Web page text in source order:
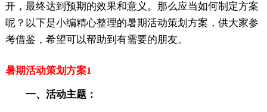
开，最终达到预期的效果和意义。那么应当如何制定方案
呢？以下是小编精心整理的暑期活动策划方案，供大家参
考借鉴，希望可以帮助到有需要的朋友。
暑期活动策划方案1
一、活动主题：